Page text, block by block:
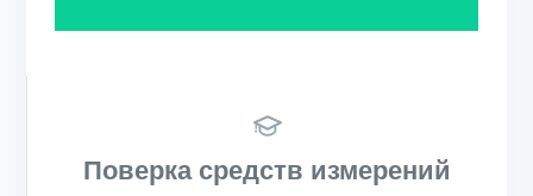
Поверка средств измерений